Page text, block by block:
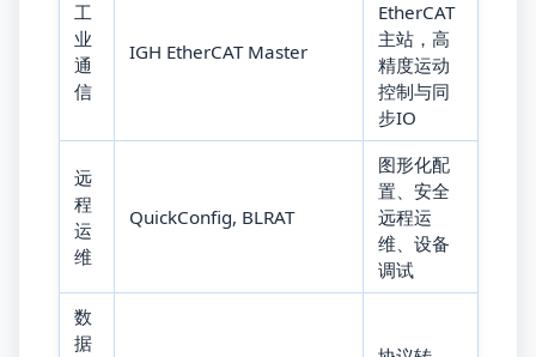
工
业
通
信
IGH EtherCAT Master
EtherCAT
主站，高
精度运动
控制与同
步IO
远
程
运
维
QuickConfig, BLRAT
图形化配
置、安全
远程运
维、设备
调试
数
据